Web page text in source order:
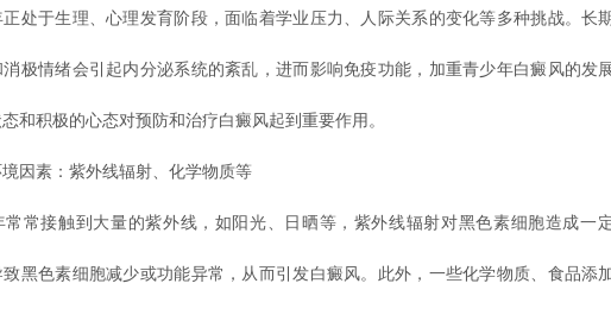
于生理、心理发育阶段，面临着学业压力、人际关系的变化等多种挑战。长
消极情绪会引起内分泌系统的紊乱，进而影响免疫功能，加重青少年白癜风的发
和积极的心态对预防和治疗白癜风起到重要作用。
素：紫外线辐射、化学物质等
接触到大量的紫外线，如阳光、日晒等，紫外线辐射对黑色素细胞造成一
黑色素细胞减少或功能异常，从而引发白癜风。此外，一些化学物质、食品添加